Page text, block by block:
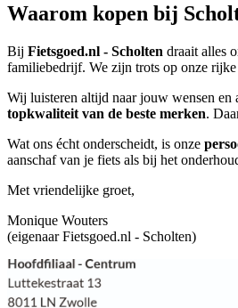
Waarom kopen bij
Bij Fietsgoed.nl - Scholten draait alles
familiebedrijf. We zijn trots op onze rijke
Wij luisteren altijd naar jouw wensen en
topkwaliteit van de beste merken.
Wat ons écht onderscheidt, is onze
aanschaf van je fiets als bij het
Met vriendelijke groet,
Monique Wouters
(eigenaar Fietsgoed.nl - Scholten)